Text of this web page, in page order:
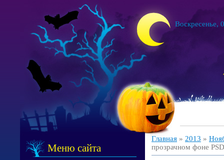
Воскресенье,
Меню сайта
Главная » 2013 »
прозрачном фоне PSD